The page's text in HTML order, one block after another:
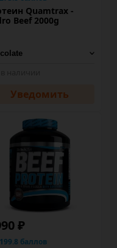
Quamtrax -
Beef 2000g
Уведомить
₽
199.8 баллов